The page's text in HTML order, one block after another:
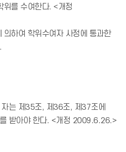
위를 수여한다. <개정
하여 학위수여자 사정에 통과한
는 제35조, 제36조, 제37조에
받아야 한다. <개정 2009.6.26.>